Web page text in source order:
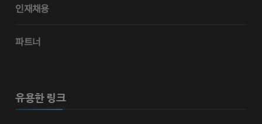
인재채용
파트너
유용한 링크